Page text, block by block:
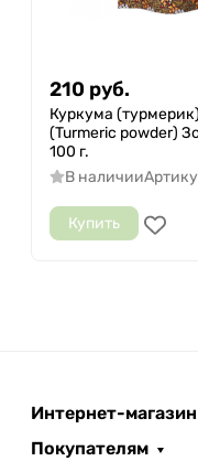
210 руб.
Куркума
(Turmeric powder)
100 г.
В наличии
Купить
Интернет-магазин
Покупателям